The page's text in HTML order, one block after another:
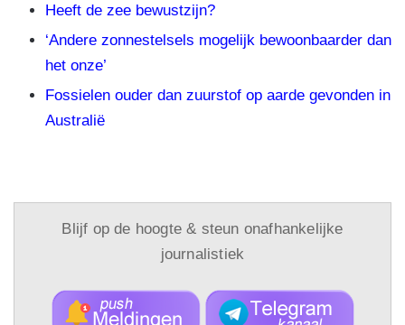
Heeft de zee bewustzijn?
‘Andere zonnestelsels mogelijk bewoonbaarder dan
het onze’
Fossielen ouder dan zuurstof op aarde gevonden in
Australië
Blijf op de hoogte & steun onafhankelijke
journalistiek